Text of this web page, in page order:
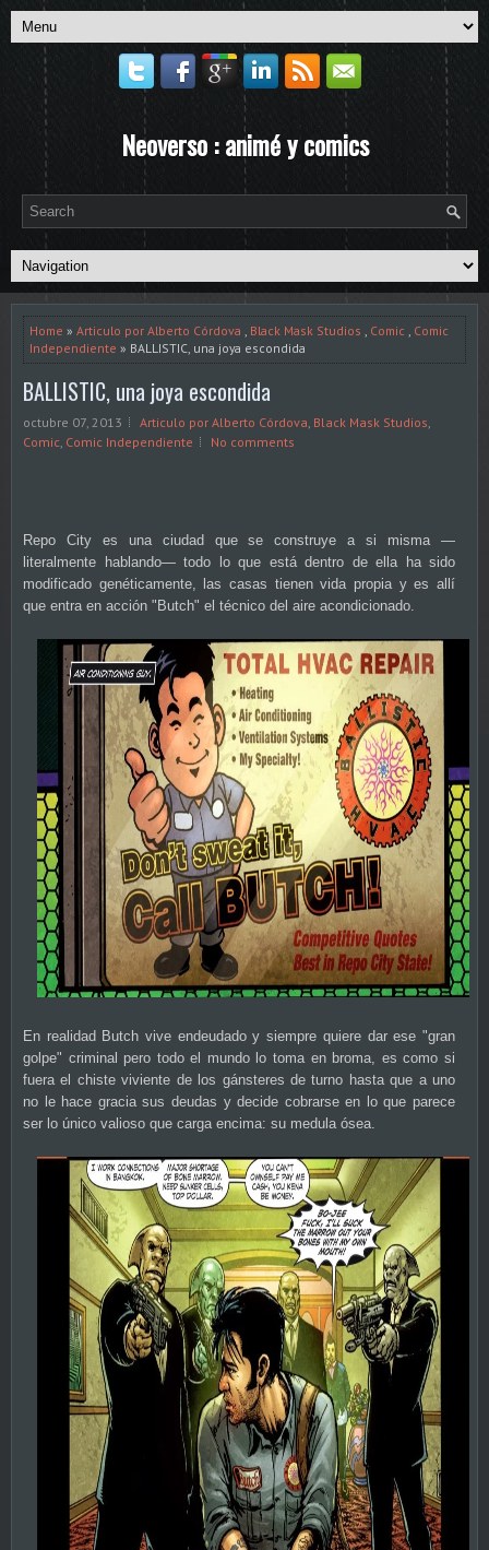
Neoverso : animé y comics
Home » Articulo por Alberto Córdova , Black Mask Studios , Comic , Comic
Independiente » BALLISTIC, una joya escondida
BALLISTIC, una joya escondida
octubre 07, 2013 Articulo por Alberto Córdova, Black Mask Studios,
Comic, Comic Independiente No comments
Repo City es una ciudad que se construye a si misma —
literalmente hablando— todo lo que está dentro de ella ha sido
modificado genéticamente, las casas tienen vida propia y es allí
que entra en acción "Butch" el técnico del aire acondicionado.
En realidad Butch vive endeudado y siempre quiere dar ese "gran
golpe" criminal pero todo el mundo lo toma en broma, es como si
fuera el chiste viviente de los gánsteres de turno hasta que a uno
no le hace gracia sus deudas y decide cobrarse en lo que parece
ser lo único valioso que carga encima: su medula ósea.